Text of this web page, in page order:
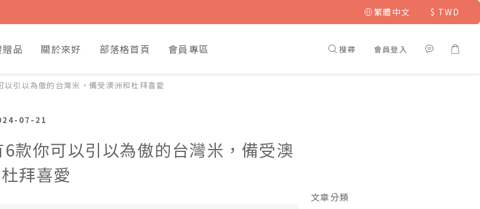
繁體中文 $ TWD
品 關於來好 部落格首頁 會員專區 搜尋 會員登入
以引以為傲的台灣米，備受澳洲和杜拜喜愛
07-21
6款你可以引以為傲的台灣米，備受澳
拜喜愛
文章分類